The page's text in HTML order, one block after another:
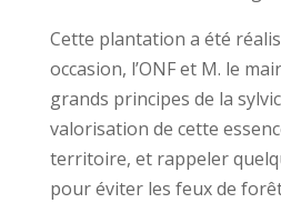
Cette plantation a été
occasion, l’ONF et M. le
grands principes de la
valorisation de cette
territoire, et rappeler
pour éviter les feux de